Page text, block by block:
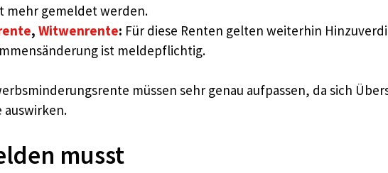
mehr gemeldet werden.
, Witwenrente: Für diese Renten gelten weiterhin
ist meldepflichtig.
müssen sehr genau aufpassen, da sich
musst